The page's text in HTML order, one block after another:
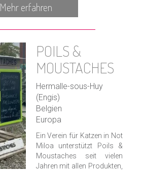
Mehr erfahren
POILS &
MOUSTACHES
Hermalle-sous-Huy
(Engis)
Belgien
Europa
Ein Verein für Katzen in Not
Miloa unterstützt Poils &
Moustaches seit vielen
Jahren mit allen Produkten,